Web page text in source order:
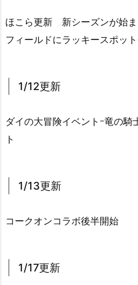
ほこら更新 新シーズンが始ま
フィールドにラッキースポッ
1/12更新
ダイの大冒険イベントｰ竜の
ト
1/13更新
コークオンコラボ後半開始
1/17更新